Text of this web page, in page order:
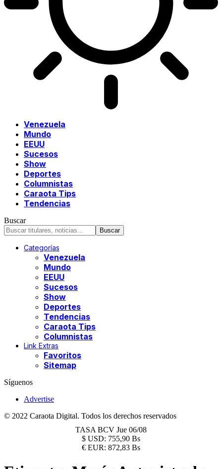
Venezuela
Mundo
EEUU
Sucesos
Show
Deportes
Columnistas
Caraota Tips
Tendencias
Buscar
Categorías
Venezuela
Mundo
EEUU
Sucesos
Show
Deportes
Tendencias
Caraota Tips
Columnistas
Link Extras
Favoritos
Sitemap
Síguenos
Advertise
© 2022 Caraota Digital. Todos los derechos reservados
TASA BCV Jue 06/08
$ USD: 755,90 Bs
€ EUR: 872,83 Bs